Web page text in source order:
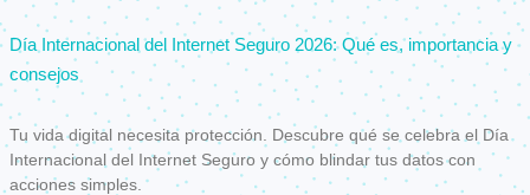
Día Internacional del Internet Seguro 2026: Qué es, importancia y
consejos
Tu vida digital necesita protección. Descubre qué se celebra el Día
Internacional del Internet Seguro y cómo blindar tus datos con
acciones simples.